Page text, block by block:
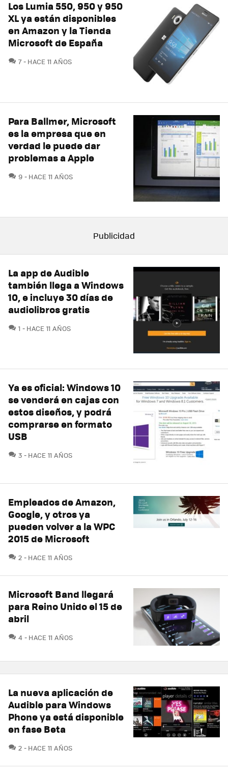
Los Lumia 550, 950 y 950
XL ya están disponibles
en Amazon y la Tienda
Microsoft de España
7COMENTARIOS
HACE 11 AÑOS
Para Ballmer, Microsoft
es la empresa que en
verdad le puede dar
problemas a Apple
9 COMENTARIOS
HACE 11 AÑOS
La app de Audible
también llega a Windows
10, e incluye 30 días de
audiolibros gratis
1 COMENTARIOS
HACE 11 AÑOS
Ya es oficial: Windows 10
se venderá en cajas con
estos diseños, y podrá
comprarse en formato
USB
3 COMENTARIOS
HACE 11 AÑOS
Empleados de Amazon,
Google, y otros ya
pueden volver a la WPC
2015 de Microsoft
2 COMENTARIOS
HACE 11 AÑOS
Microsoft Band llegará
para Reino Unido el 15 de
abril
4 COMENTARIOS
HACE 11 AÑOS
La nueva aplicación de
Audible para Windows
Phone ya está disponible
en fase Beta
2 COMENTARIOS
HACE 11 AÑOS